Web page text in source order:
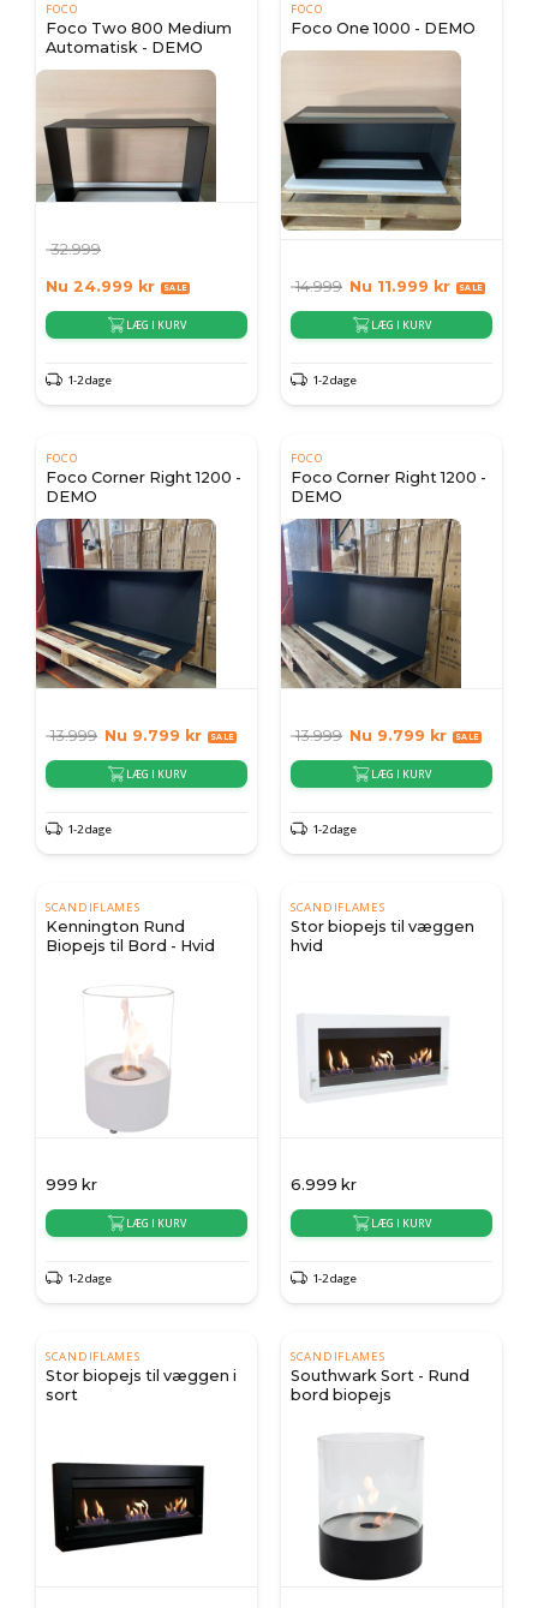
FOCO
Foco Two 800 Medium
Automatisk - DEMO
32.999
Nu 24.999 kr
LÆG I KURV
1-2 dage
FOCO
Foco One 1000 - DEMO
14.999 Nu 11.999 kr
LÆG I KURV
1-2 dage
FOCO
Foco Corner Right 1200 -
DEMO
13.999 Nu 9.799 kr
LÆG I KURV
1-2 dage
FOCO
Foco Corner Right 1200 -
DEMO
13.999 Nu 9.799 kr
LÆG I KURV
1-2 dage
SCANDIFLAMES
Kennington Rund
Biopejs til Bord - Hvid
999 kr
LÆG I KURV
1-2 dage
SCANDIFLAMES
Stor biopejs til væggen
hvid
6.999 kr
LÆG I KURV
1-2 dage
SCANDIFLAMES
Stor biopejs til væggen i
sort
SCANDIFLAMES
Southwark Sort - Rund
bord biopejs